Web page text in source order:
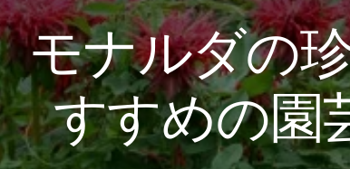
モナルダの
すすめの園